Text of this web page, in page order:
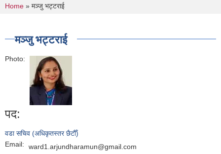
You are here
Home » मञ्जु भट्टराई
मञ्जु भट्टराई
Photo:
पद:
वडा सचिव (अधिकृतस्तर छैटौँ)
Email:
ward1.arjundharamun@gmail.com